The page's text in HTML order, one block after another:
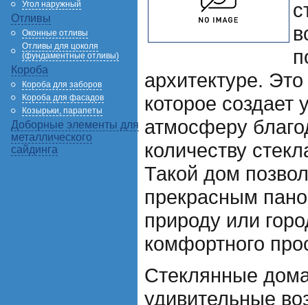
Угол наружный
Отливы
Оконные отливы
Отливы для цоколя
(фундаментные отливы)
Короба
Короба для заборов
Короба для фасадов
Козырьки, парапеты
Доборные элементы для
металлического
сайдинга
архитектуре.
которое создает
атмосферу
количеству
Такой дом
прекрасным
природу или
комфортного
Стеклянные
удивительные